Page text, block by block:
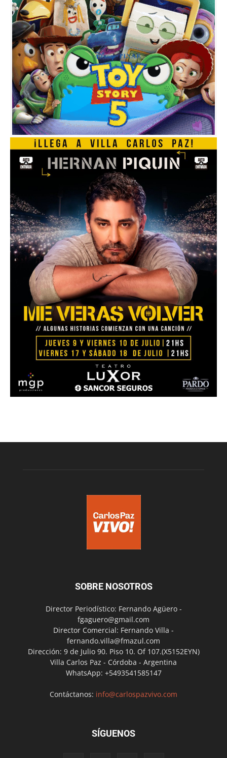
SOBRE NOSOTROS
Director Periodístico: Fernando Agüero -
fgaguero@gmail.com
Director Comercial: Fernando Villa -
fernando.villa@fmazul.com
Dirección: 9 de Julio 90. Piso 10. Of 107.(X5152EYN)
Villa Carlos Paz - Córdoba - Argentina
WhatsApp: +5493541585147
Contáctanos: info@carlospazvivo.com
SÍGUENOS